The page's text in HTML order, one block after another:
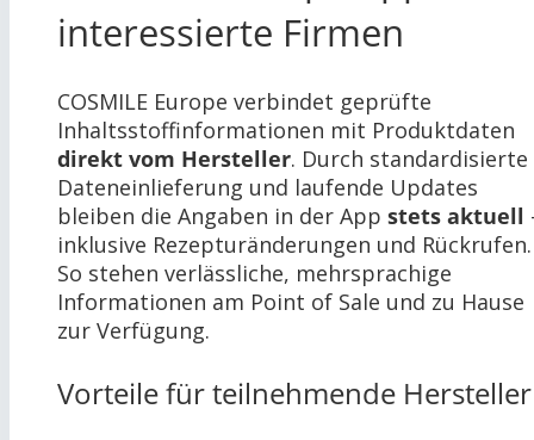
interessierte Firmen
COSMILE Europe verbindet geprüfte
Inhaltsstoffinformationen mit Produktdaten
direkt vom Hersteller. Durch standardisierte
Dateneinlieferung und laufende Updates
bleiben die Angaben in der App stets aktuell
inklusive Rezepturänderungen und Rückrufen.
So stehen verlässliche, mehrsprachige
Informationen am Point of Sale und zu Hause
zur Verfügung.
Vorteile für teilnehmende Hersteller